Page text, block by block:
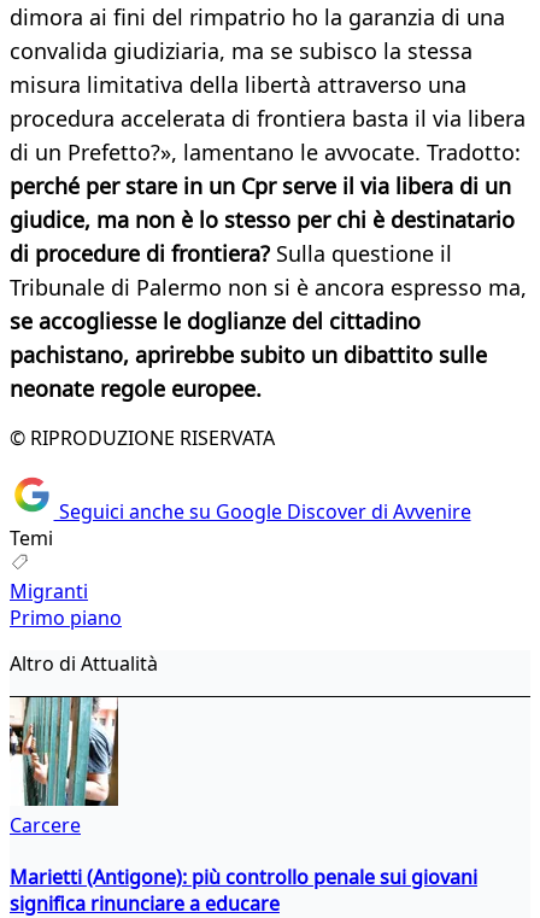
dimora ai fini del rimpatrio ho la garanzia di una
convalida giudiziaria, ma se subisco la stessa
misura limitativa della libertà attraverso una
procedura accelerata di frontiera basta il via libera
di un Prefetto?», lamentano le avvocate. Tradotto:
perché per stare in un Cpr serve il via libera di un
giudice, ma non è lo stesso per chi è destinatario
di procedure di frontiera? Sulla questione il
Tribunale di Palermo non si è ancora espresso ma,
se accogliesse le doglianze del cittadino
pachistano, aprirebbe subito un dibattito sulle
neonate regole europee.
© RIPRODUZIONE RISERVATA
Seguici anche su Google Discover di Avvenire
Temi
Migranti
Primo piano
Altro di Attualità
Carcere
Marietti (Antigone): più controllo penale sui giovani
significa rinunciare a educare